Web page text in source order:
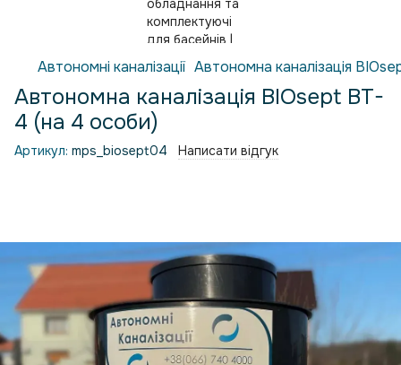
Автономні каналізації Автономна каналізація
Автономна каналізація BIOsept BT-
4 (на 4 особи)
Артикул: mps_biosept04 Написати відгук